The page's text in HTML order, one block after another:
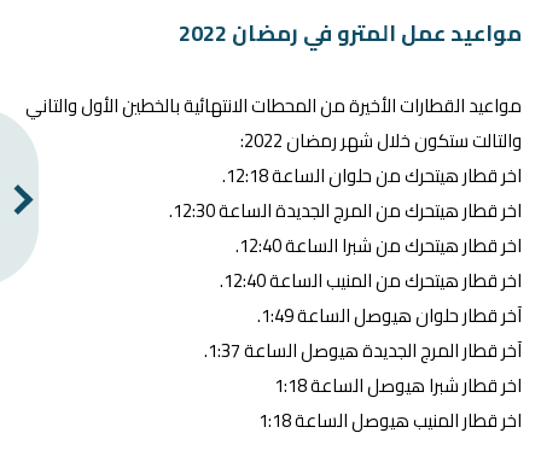
مواعيد عمل المترو في رمضان 2022
مواعيد القطارات الأخيرة من المحطات الانتهائية بالخطين الأول والتاني
والتالت ستكون خلال شهر رمضان 2022:
اخر قطار هيتحرك من حلوان الساعة 12:18.
اخر قطار هيتحرك من المرج الجديدة الساعة 12:30.
اخر قطار هيتحرك من شبرا الساعة 12:40.
اخر قطار هيتحرك من المنيب الساعة 12:40.
آخر قطار حلوان هيوصل الساعة 1:49.
آخر قطار المرج الجديدة هيوصل الساعة 1:37.
اخر قطار شبرا هيوصل الساعة 1:18
اخر قطار المنيب هيوصل الساعة 1:18